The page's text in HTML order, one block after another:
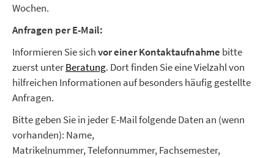
Wochen.
Anfragen per E-Mail:
Informieren Sie sichvor einer Kontaktaufnahme bitte
zuerst unterBeratung. Dort finden Sie eine Vielzahl von
hilfreichen Informationen auf besonders häufig gestellte
Anfragen.
Bitte geben Sie in jeder E-Mail folgende Daten an (wenn
vorhanden): Name,
Matrikelnummer, Telefonnummer, Fachsemester,